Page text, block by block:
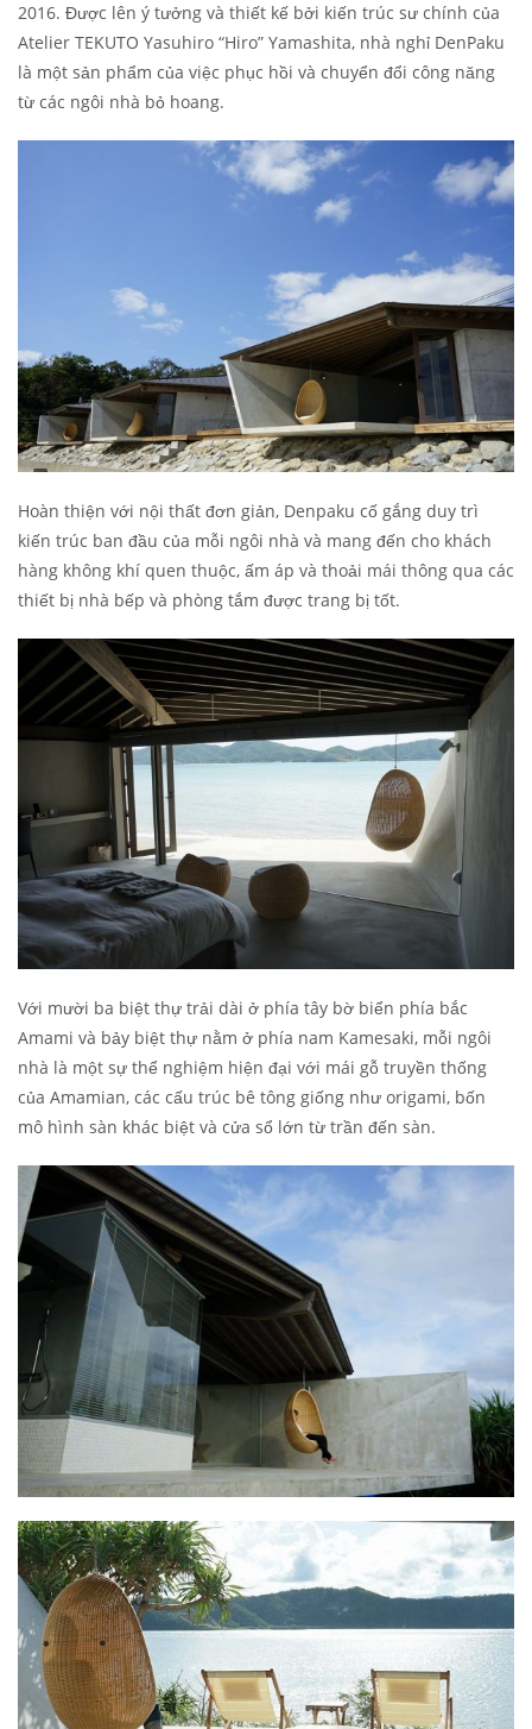
2016. Được lên ý tưởng và thiết kế bởi kiến ​​trúc sư chính của
Atelier TEKUTO Yasuhiro “Hiro” Yamashita, nhà nghỉ DenPaku
là một sản phẩm của việc phục hồi và chuyển đổi công năng
từ các ngôi nhà bỏ hoang.
Hoàn thiện với nội thất đơn giản, Denpaku cố gắng duy trì
kiến trúc ban đầu của mỗi ngôi nhà và mang đến cho khách
hàng không khí quen thuộc, ấm áp và thoải mái thông qua các
thiết bị nhà bếp và phòng tắm được trang bị tốt.
Với mười ba biệt thự trải dài ở phía tây bờ biển phía bắc
Amami và bảy biệt thự nằm ở phía nam Kamesaki, mỗi ngôi
nhà là một sự thể nghiệm hiện đại với mái gỗ truyền thống
của Amamian, các cấu trúc bê tông giống như origami, bốn
mô hình sàn khác biệt và cửa sổ lớn từ trần đến sàn.